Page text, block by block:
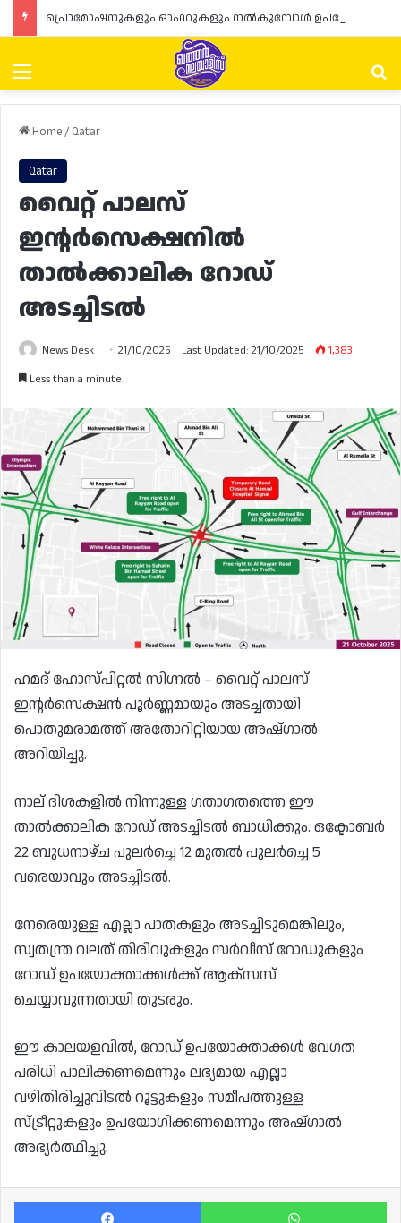
Menu
Home/ Qatar
Qatar
വൈറ്റ് പാലസ്
ഇന്റർസെക്ഷനിൽ
താൽക്കാലിക റോഡ്
അടച്ചിടൽ
News Desk 21/10/2025 Last Updated: 21/10/2025
1,383
Less than a minute
ഹമദ് ഹോസ്പിറ്റൽ സിഗ്നൽ – വൈറ്റ് പാലസ്
ഇന്റർസെക്ഷൻ പൂർണ്ണമായും അടച്ചതായി
പൊതുമരാമത്ത് അതോറിറ്റിയായ അഷ്ഗാൽ
അറിയിച്ചു.
നാല് ദിശകളിൽ നിന്നുള്ള ഗതാഗതത്തെ ഈ
താൽക്കാലിക റോഡ് അടച്ചിടൽ ബാധിക്കും. ഒക്ടോബർ
22 ബുധനാഴ്ച പുലർച്ചെ 12 മുതൽ പുലർച്ചെ 5
വരെയാവും അടച്ചിടൽ.
നേരെയുള്ള എല്ലാ പാതകളും അടച്ചിടുമെങ്കിലും,
സ്വതന്ത്ര വലത് തിരിവുകളും സർവീസ് റോഡുകളും
റോഡ് ഉപയോക്താക്കൾക്ക് ആക്സസ്
ചെയ്യാവുന്നതായി തുടരും.
ഈ കാലയളവിൽ, റോഡ് ഉപയോക്താക്കൾ വേഗത
പരിധി പാലിക്കണമെന്നും ലഭ്യമായ എല്ലാ
വഴിതിരിച്ചുവിടൽ റൂട്ടുകളും സമീപത്തുള്ള
സ്ട്രീറ്റുകളും ഉപയോഗിക്കണമെന്നും അഷ്ഗാൽ
അഭ്യർത്ഥിച്ചു.
Facebook